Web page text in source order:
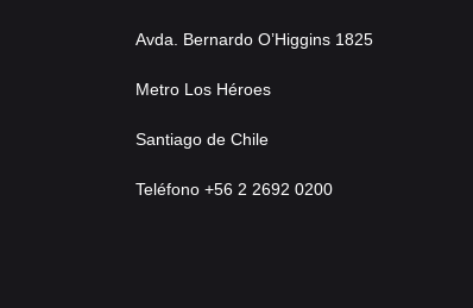
Avda. Bernardo O’Higgins 1825
Metro Los Héroes
Santiago de Chile
Teléfono +56 2 2692 0200